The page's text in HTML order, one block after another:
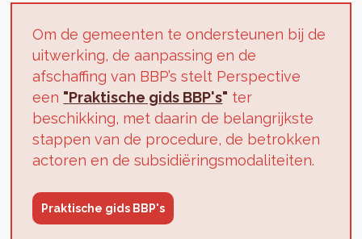
Om de gemeenten te ondersteunen bij de
uitwerking, de aanpassing en de
afschaffing van BBP’s stelt Perspective
een "Praktische gids BBP's" ter
beschikking, met daarin de belangrijkste
stappen van de procedure, de betrokken
actoren en de subsidiëringsmodaliteiten.
Praktische gids BBP's